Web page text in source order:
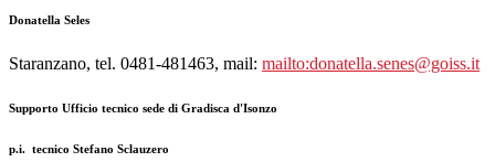
Donatella Seles
Staranzano, tel. 0481-481463, mail: mailto:donatella.senes@goiss.it
Supporto Ufficio tecnico sede di Gradisca d'Isonzo
p.i. tecnico Stefano Sclauzero